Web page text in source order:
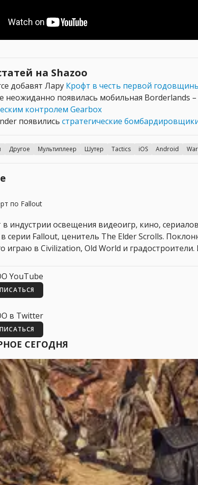
на Shazoo
добавят Лару Крофт в честь первой
неожиданно появилась мобильная Borderlands –
контролем Gearbox
появились стратегические
Другое Мультиплеер Шутер Tactics iOS Android
по Fallout
в индустрии освещения видеоигр, кино,
серии Fallout, ценитель The Elder Scrolls.
играю в Civilization, Old World и
YouTube
в Twitter
СЕГОДНЯ